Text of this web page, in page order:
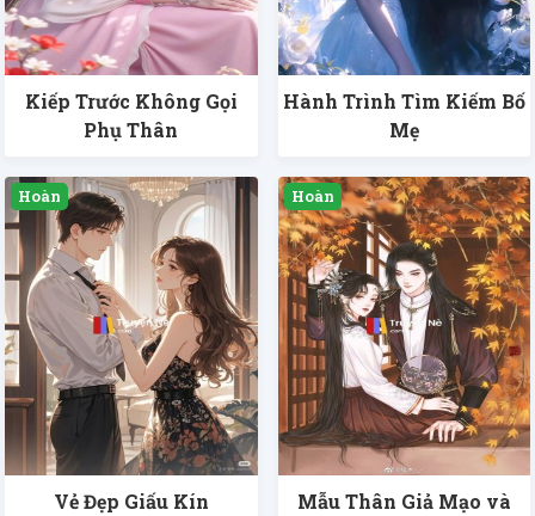
Kiếp Trước Không Gọi
Phụ Thân
Hành Trình Tìm Kiếm Bố
Mẹ
Vẻ Đẹp Giấu Kín
Mẫu Thân Giả Mạo và